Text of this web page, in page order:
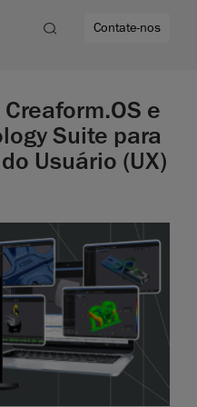
Contate-nos
e
Suite para
Usuário (UX)